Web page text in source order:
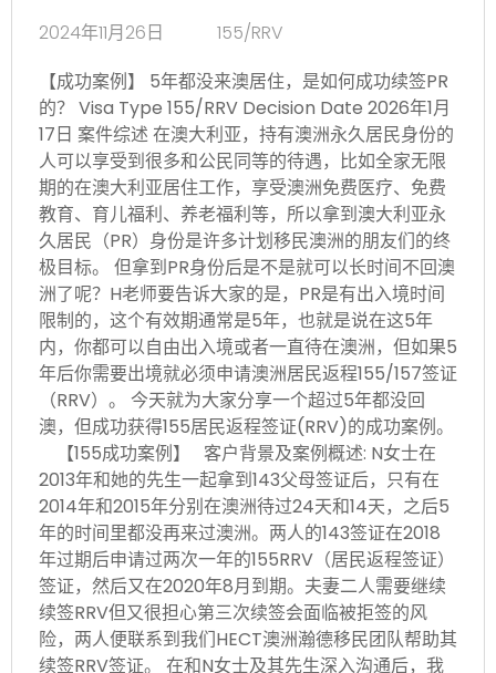
2024年11月26日
155/RRV
【成功案例】 5年都没来澳居住，是如何成功续签PR
的？ Visa Type 155/RRV Decision Date 2026年1月
17日 案件综述 在澳大利亚，持有澳洲永久居民身份的
人可以享受到很多和公民同等的待遇，比如全家无限
期的在澳大利亚居住工作，享受澳洲免费医疗、免费
教育、育儿福利、养老福利等，所以拿到澳大利亚永
久居民（PR）身份是许多计划移民澳洲的朋友们的终
极目标。 但拿到PR身份后是不是就可以长时间不回澳
洲了呢？H老师要告诉大家的是，PR是有出入境时间
限制的，这个有效期通常是5年，也就是说在这5年
内，你都可以自由出入境或者一直待在澳洲，但如果5
年后你需要出境就必须申请澳洲居民返程155/157签证
（RRV）。 今天就为大家分享一个超过5年都没回
澳，但成功获得155居民返程签证(RRV)的成功案例。
【155成功案例】 客户背景及案例概述: N女士在
2013年和她的先生一起拿到143父母签证后，只有在
2014年和2015年分别在澳洲待过24天和14天，之后5
年的时间里都没再来过澳洲。两人的143签证在2018
年过期后申请过两次一年的155RRV（居民返程签证）
签证，然后又在2020年8月到期。夫妻二人需要继续
续签RRV但又很担心第三次续签会面临被拒签的风
险，两人便联系到我们HECT澳洲瀚德移民团队帮助其
续签RRV签证。 在和N女士及其先生深入沟通后，我